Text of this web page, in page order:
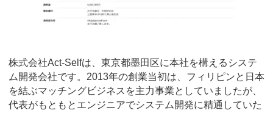
株式会社Act-Selfは、東京都墨田区に本社を構えるシステ
ム開発会社です。2013年の創業当初は、フィリピンと日本
を結ぶマッチングビジネスを主力事業としていましたが、
代表がもともとエンジニアでシステム開発に精通していた